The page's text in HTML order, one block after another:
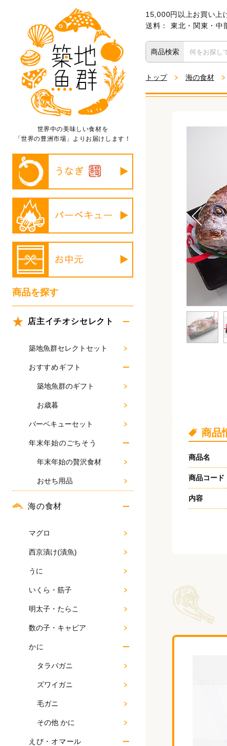
世界中の美味しい食材を
「世界の豊洲市場」よりお届けします！
商品を探す
店主イチオシセレクト
築地魚群セレクトセット
おすすめギフト
築地魚群のギフト
お歳暮
バーベキューセット
年末年始のごちそう
年末年始の贅沢食材
おせち用品
海の食材
マグロ
西京漬け(漬魚)
うに
いくら・筋子
明太子・たらこ
数の子・キャビア
かに
タラバガニ
ズワイガニ
毛ガニ
その他 かに
えび・オマール
15,000円以上お買い上
送料： 東北・関東・
商品検索
トップ 海の食材
商品
商品名
商品コード
内容